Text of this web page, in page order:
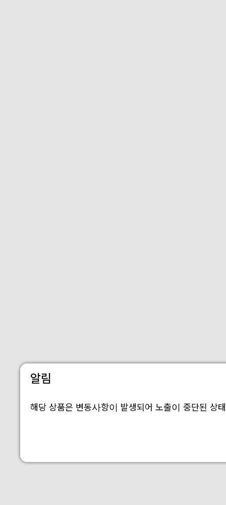
알림
해당 상품은 변동사항이 발생되어 노출이 중단된 상